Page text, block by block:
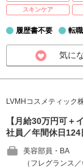
スキンケア
履歴書不要 転
気に
LVMHコスメティック
【月給30万円可
社員／年間休日124
美容部員・BA
（フレグランス